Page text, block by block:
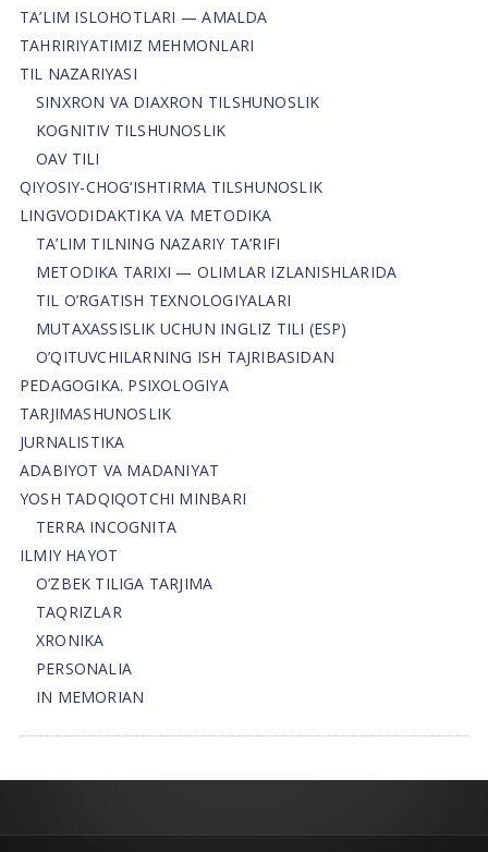
TA’LIM ISLOHOTLARI — AMALDA
TAHRIRIYATIMIZ MEHMONLARI
TIL NAZARIYASI
SINXRON VA DIAXRON TILSHUNOSLIK
KOGNITIV TILSHUNOSLIK
OAV TILI
QIYOSIY-CHOG‘ISHTIRMA TILSHUNOSLIK
LINGVODIDAKTIKA VA METODIKA
TA’LIM TILNING NAZARIY TA’RIFI
METODIKA TARIXI — OLIMLAR IZLANISHLARIDA
TIL O’RGATISH TEXNOLOGIYALARI
MUTAXASSISLIK UCHUN INGLIZ TILI (ESP)
O’QITUVCHILARNING ISH TAJRIBASIDAN
PEDAGOGIKA. PSIXOLOGIYA
TARJIMASHUNOSLIK
JURNALISTIKA
ADABIYOT VA MADANIYAT
YOSH TADQIQOTCHI MINBARI
TERRA INCOGNITA
ILMIY HAYOT
O’ZBEK TILIGA TARJIMA
TAQRIZLAR
XRONIKA
PERSONALIA
IN MEMORIAN